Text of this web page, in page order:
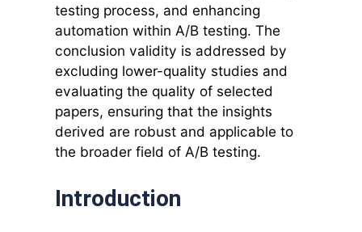
testing process, and enhancing
automation within A/B testing. The
conclusion validity is addressed by
excluding lower-quality studies and
evaluating the quality of selected
papers, ensuring that the insights
derived are robust and applicable to
the broader field of A/B testing.
Introduction